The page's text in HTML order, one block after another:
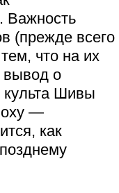
Важность
(прежде всего
что на их
вывод о
культа Шивы
—
как